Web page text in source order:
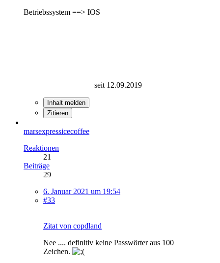
Betriebssystem ==> IOS
seit 12.09.2019
Inhalt melden
Zitieren
marsexpressicecoffee
Reaktionen
21
Beiträge
29
6. Januar 2021 um 19:54
#33
Zitat von copdland
Nee .... definitiv keine Passwörter aus 100
Zeichen.